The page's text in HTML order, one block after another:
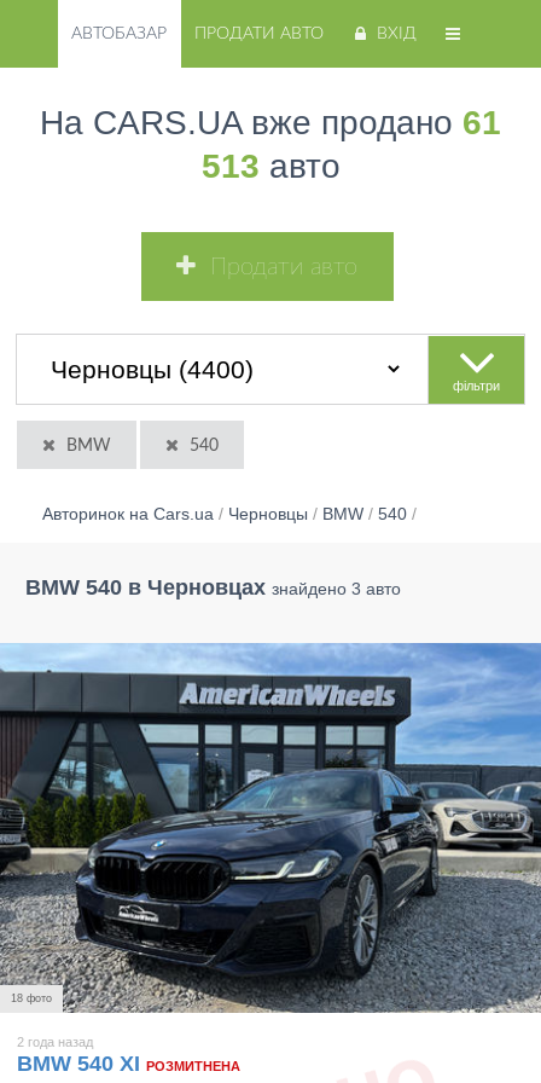
АВТОБАЗАР ПРОДАТИ АВТО ВХІД
На CARS.UA вже продано 61
513 авто
Продати авто
фільтри
BMW 540
Авторинок на Cars.ua / Черновцы / BMW / 540 /
BMW 540 в Черновцах знайдено 3 авто
18 фото
2 года назад
BMW 540 XI РОЗМИТНЕНА